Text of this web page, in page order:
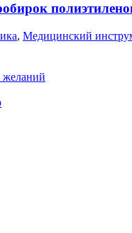
, Медицинский
желаний